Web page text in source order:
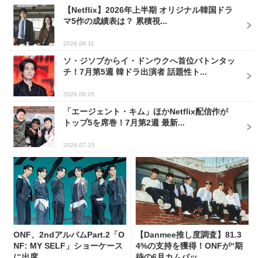
【Netflix】2026年上半期 オリジナル韓国ドラ
マ5作の成績表は？ 累積視...
2026.06.11
ソ・ジソブからイ・ドンウクへ首位バトンタッ
チ！7月第5週 韓ドラ出演者 話題性ト...
2026.08.05
「エージェント・キム」ほかNetflix配信作が
トップ5を席巻！7月第2週 最新...
2026.07.15
ONF、2ndアルバムPart.2「O
NF: MY SELF」ショーケース
【Danmee推し度調査】81.3
4%の支持を獲得！ONFが“期